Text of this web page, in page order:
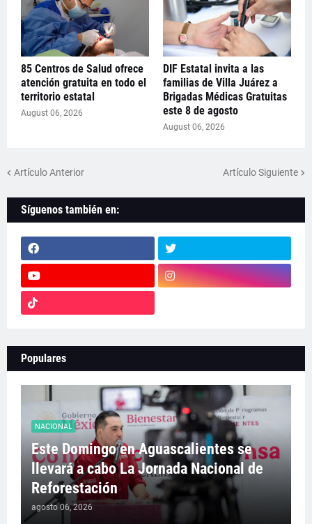
85 Centros de Salud ofrece
atención gratuita en todo el
territorio estatal
August 06, 2026
DIF Estatal invita a las
familias de Villa Juárez a
Brigadas Médicas Gratuitas
este 8 de agosto
August 06, 2026
Artículo Anterior Artículo Siguiente
Síguenos también en:
Populares
NACIONAL
Este Domingo en Aguascalientes se
llevará a cabo La Jornada Nacional de
Reforestación
agosto 06, 2026